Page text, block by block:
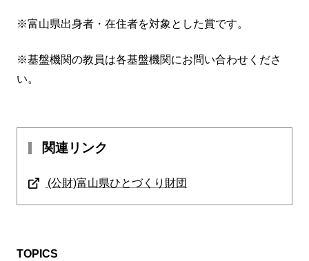
※富山県出身者・在住者を対象とした賞です。
※基盤機関の教員は各基盤機関にお問い合わせくださ
い。
関連リンク
(公財)富山県ひとづくり財団
TOPICS